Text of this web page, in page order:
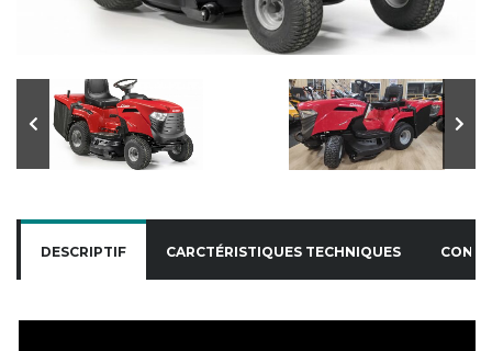
DESCRIPTIF CARCTÉRISTIQUES TECHNIQUES